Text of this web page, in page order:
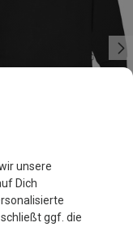
unsere
Dich
ggf. die